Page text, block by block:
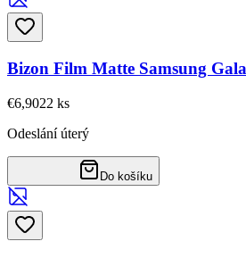
Bizon Film Matte Samsung
€6,9022 ks
Odeslání úterý
Do košíku